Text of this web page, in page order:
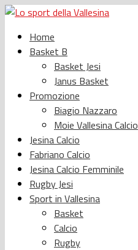
Home
Basket B
Basket Jesi
Janus Basket
Promozione
Biagio Nazzaro
Moie Vallesina Calcio
Jesina Calcio
Fabriano Calcio
Jesina Calcio Femminile
Rugby Jesi
Sport in Vallesina
Basket
Calcio
Rugby